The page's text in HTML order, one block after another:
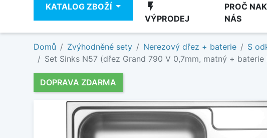
KATALOG ZBOŽÍ flash_on
VÝPRODEJ
PROČ
NÁS
Domů Zvýhodněné sety Nerezový dřez + baterie
S
Set Sinks N57 (dřez Grand 790 V 0,7mm, matný +
DOPRAVA ZDARMA